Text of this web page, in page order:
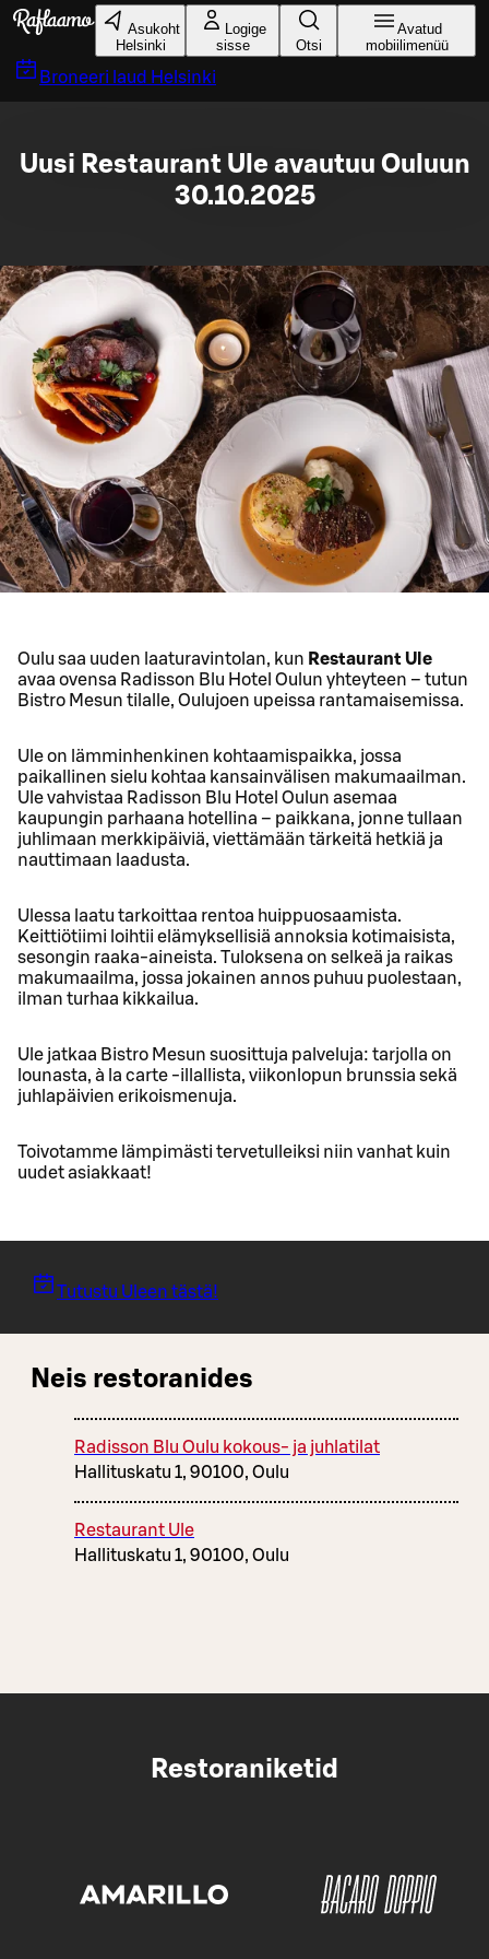
Liigu peamise sisu juurde
Asukoht
Helsinki
Logige
sisse
Otsi
Avatud
mobiilimenüü
Broneeri laud Helsinki
Uusi Restaurant Ule avautuu Ouluun
30.10.2025
Oulu saa uuden laaturavintolan, kun Restaurant Ule
avaa ovensa Radisson Blu Hotel Oulun yhteyteen – tutun
Bistro Mesun tilalle, Oulujoen upeissa rantamaisemissa.
Ule on lämminhenkinen kohtaamispaikka, jossa
paikallinen sielu kohtaa kansainvälisen makumaailman.
Ule vahvistaa Radisson Blu Hotel Oulun asemaa
kaupungin parhaana hotellina – paikkana, jonne tullaan
juhlimaan merkkipäiviä, viettämään tärkeitä hetkiä ja
nauttimaan laadusta.
Ulessa laatu tarkoittaa rentoa huippuosaamista.
Keittiötiimi loihtii elämyksellisiä annoksia kotimaisista,
sesongin raaka-aineista. Tuloksena on selkeä ja raikas
makumaailma, jossa jokainen annos puhuu puolestaan,
ilman turhaa kikkailua.
Ule jatkaa Bistro Mesun suosittuja palveluja: tarjolla on
lounasta, à la carte -illallista, viikonlopun brunssia sekä
juhlapäivien erikoismenuja.
Toivotamme lämpimästi tervetulleiksi niin vanhat kuin
uudet asiakkaat!
Tutustu Uleen tästä!
Neis restoranides
Radisson Blu Oulu kokous- ja juhlatilat
Hallituskatu 1, 90100, Oulu
Restaurant Ule
Hallituskatu 1, 90100, Oulu
Restoraniketid